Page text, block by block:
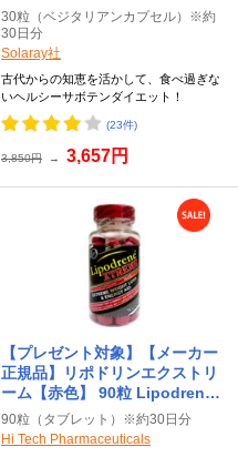
Solaray ソラレー
30粒（ベジタリアンカプセル）※約
30日分
Solaray社
古代からの知恵を活かして、食べ過ぎな
いヘルシーサボテンダイエット！
(23件)
3,850円 → 3,657円
【プレゼント対象】【メーカー
正規品】リポドリンエクストリ
ーム【赤色】 90粒 Lipodrene
Extreme Hi-Tech
Pharmaceuticals（ハイテック
90粒（タブレット）※約30日分
Hi Tech Pharmaceuticals